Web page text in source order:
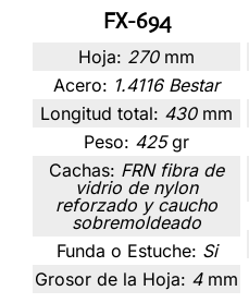
FX-694
Hoja: 270 mm
Acero: 1.4116 Bestar
Longitud total: 430 mm
Peso: 425 gr
Cachas: FRN fibra de
vidrio de nylon
reforzado y caucho
sobremoldeado
Funda o Estuche: Si
Grosor de la Hoja: 4 mm